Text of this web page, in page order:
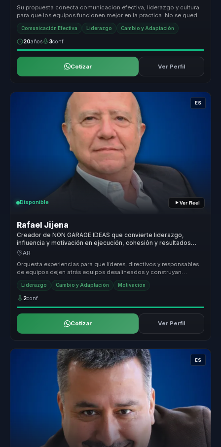
Su propuesta conecta comunicacion efectiva, liderazgo y cultura
para que los equipos funcionen mejor en la practica. No se queda
en tecni...
Comunicación Efectiva Liderazgo Cambio y Adaptación
20años 3conf.
Cotizar Ver Perfil
ES
Disponible Ver Reel
Rafael Jijena
Creador de NON GARAGE IDEAS que convierte liderazgo,
influencia y motivación en ejecución, cohesión y resultados
para equipos de alta exigencia.
AR
Orquesta experiencias para que líderes, directivos y responsables
de equipos dejen atrás equipos desalineados y construyan
liderazgo estr...
Liderazgo Cambio y Adaptación Motivación
2conf.
Cotizar Ver Perfil
ES